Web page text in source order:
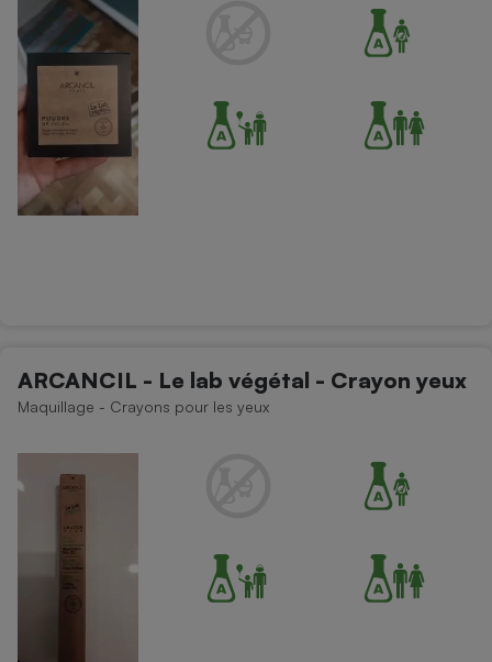
ARCANCIL - Le lab végétal - Crayon yeux
Maquillage - Crayons pour les yeux